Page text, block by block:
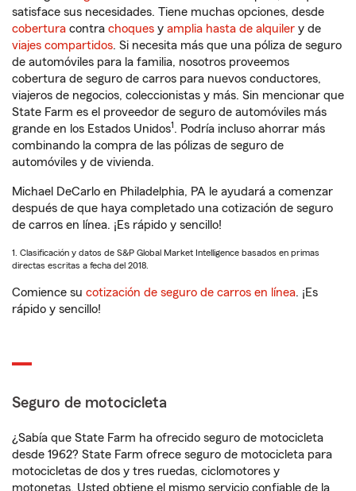
satisface sus necesidades. Tiene muchas opciones, desde
cobertura contra choques y amplia hasta de alquiler y de
viajes compartidos. Si necesita más que una póliza de seguro
de automóviles para la familia, nosotros proveemos
cobertura de seguro de carros para nuevos conductores,
viajeros de negocios, coleccionistas y más. Sin mencionar que
State Farm es el proveedor de seguro de automóviles más
grande en los Estados Unidos1. Podría incluso ahorrar más
combinando la compra de las pólizas de seguro de
automóviles y de vivienda.
Michael DeCarlo en Philadelphia, PA le ayudará a comenzar
después de que haya completado una cotización de seguro
de carros en línea. ¡Es rápido y sencillo!
1. Clasificación y datos de S&P Global Market Intelligence basados en primas
directas escritas a fecha del 2018.
Comience su cotización de seguro de carros en línea. ¡Es
rápido y sencillo!
Seguro de motocicleta
¿Sabía que State Farm ha ofrecido seguro de motocicleta
desde 1962? State Farm ofrece seguro de motocicleta para
motocicletas de dos y tres ruedas, ciclomotores y
motonetas. Usted obtiene el mismo servicio confiable de la